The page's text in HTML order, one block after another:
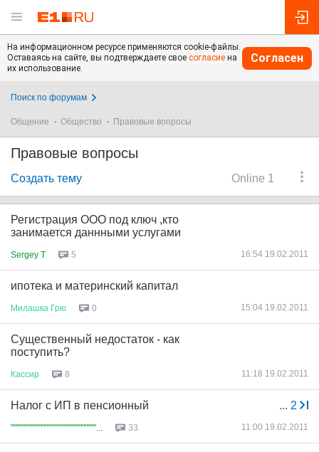
На информационном ресурсе применяются cookie-файлы.
Оставаясь на сайте, вы подтверждаете свое согласие на
их использование.
Согласен
Поиск по форумам
Общение Общество Правовые вопросы
Правовые вопросы
Online 1
Создать тему
Регистрация ООО под ключ ,кто
занимается даннными услугами
Sergey T 5 16:54 19.02.2011
ипотека и материнский капитал
Милашка Грю 0 15:04 19.02.2011
Существенный недостаток - как
поступить?
Кассир 8 11:18 19.02.2011
... 2
Налог с ИП в пенсионный
""""""""""""""""""""""""""""""... 33 11:00 19.02.2011